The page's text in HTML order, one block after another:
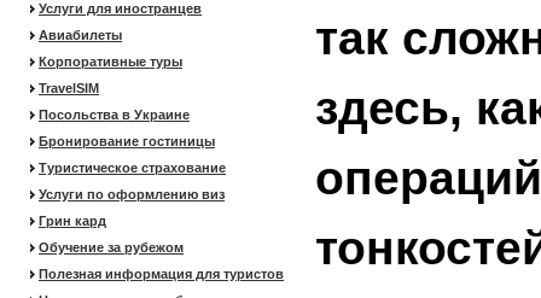
Услуги для иностранцев
Авиабилеты
Корпоративные туры
TravelSIM
Посольства в Украине
Бронирование гостиницы
Туристическое страхование
Услуги по оформлению виз
Грин кард
Обучение за рубежом
Полезная информация для туристов
так
здесь,